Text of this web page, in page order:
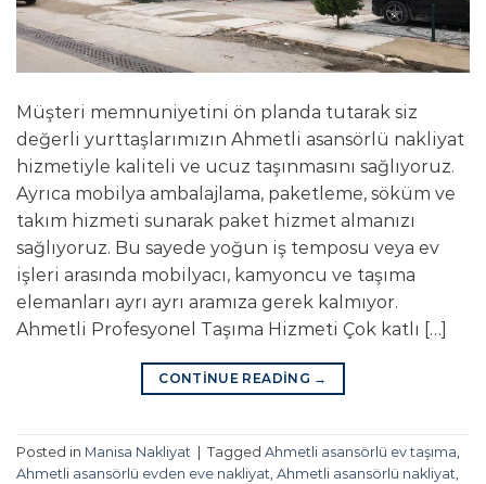
Müşteri memnuniyetini ön planda tutarak siz
değerli yurttaşlarımızın Ahmetli asansörlü nakliyat
hizmetiyle kaliteli ve ucuz taşınmasını sağlıyoruz.
Ayrıca mobilya ambalajlama, paketleme, söküm ve
takım hizmeti sunarak paket hizmet almanızı
sağlıyoruz. Bu sayede yoğun iş temposu veya ev
işleri arasında mobilyacı, kamyoncu ve taşıma
elemanları ayrı ayrı aramıza gerek kalmıyor.
Ahmetli Profesyonel Taşıma Hizmeti Çok katlı […]
CONTINUE READING →
Posted in Manisa Nakliyat Tagged Ahmetli asansörlü ev taşıma,
Ahmetli asansörlü evden eve nakliyat, Ahmetli asansörlü nakliyat,